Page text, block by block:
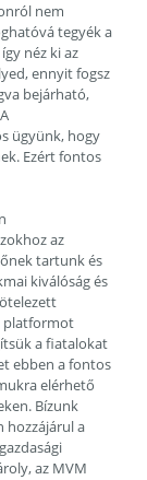
nem
tegyék a
néz ki az
ennyit fogsz
bejárható,
ügyünk, hogy
Ezért fontos
az
tartunk és
kiválóság és
platformot
a fiatalokat
ebben a fontos
elérhető
Bízunk
hozzájárul a
az MVM